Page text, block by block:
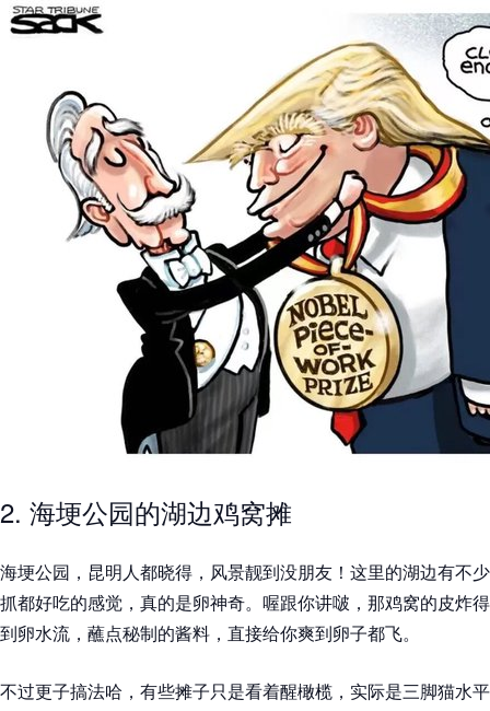
2. 海埂公园的湖边鸡窝摊
海埂公园，昆明人都晓得，风景靓到没朋友！这里的湖边有不
抓都好吃的感觉，真的是卵神奇。喔跟你讲啵，那鸡窝的皮炸
到卵水流，蘸点秘制的酱料，直接给你爽到卵子都飞。
不过更子搞法哈，有些摊子只是看着醒橄榄，实际是三脚猫水